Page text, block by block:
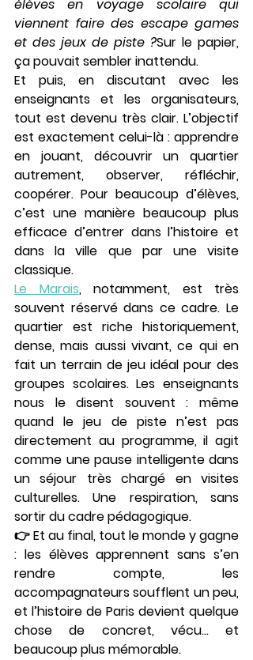
élèves en voyage scolaire qui
viennent faire des escape games
et des jeux de piste ?Sur le papier,
ça pouvait sembler inattendu.
Et puis, en discutant avec les
enseignants et les organisateurs,
tout est devenu très clair. L’objectif
est exactement celui-là : apprendre
en jouant, découvrir un quartier
autrement, observer, réfléchir,
coopérer. Pour beaucoup d’élèves,
c’est une manière beaucoup plus
efficace d’entrer dans l’histoire et
dans la ville que par une visite
classique.
Le Marais, notamment, est très
souvent réservé dans ce cadre. Le
quartier est riche historiquement,
dense, mais aussi vivant, ce qui en
fait un terrain de jeu idéal pour des
groupes scolaires. Les enseignants
nous le disent souvent : même
quand le jeu de piste n’est pas
directement au programme, il agit
comme une pause intelligente dans
un séjour très chargé en visites
culturelles. Une respiration, sans
sortir du cadre pédagogique.
👉 Et au final, tout le monde y gagne
: les élèves apprennent sans s’en
rendre compte, les
accompagnateurs soufflent un peu,
et l’histoire de Paris devient quelque
chose de concret, vécu… et
beaucoup plus mémorable.